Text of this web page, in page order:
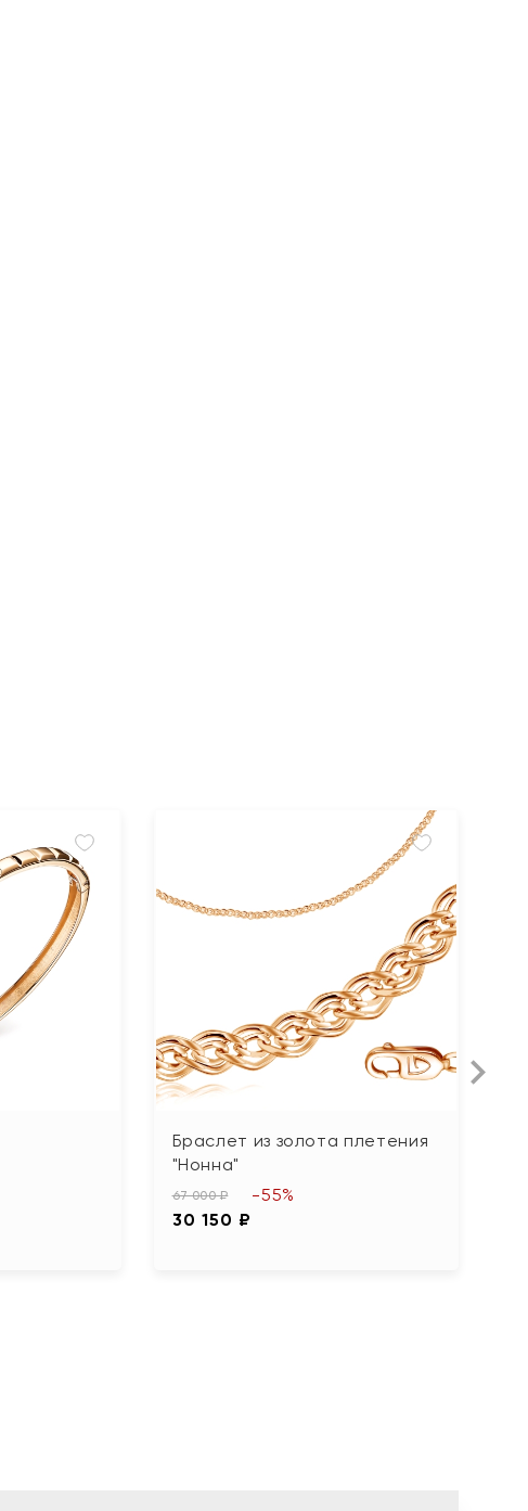
Браслет из золота плетения
"Нонна"
67 000 ₽
30 150 ₽
-55%